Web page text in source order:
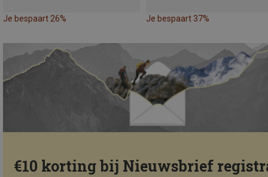
Je bespaart 26% Je bespaart 37%
€10 korting bij Nieuwsbrief